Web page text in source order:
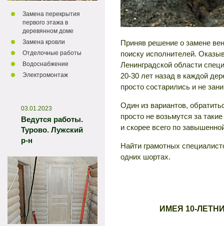
Замена перекрытия
первого этажа в
деревянном доме
Замена кровли
Отделочные работы
Водоснабжение
Электромонтаж
03.01.2023
Ведутся работы.
Турово. Лужский
р-н
Приняв решение о замене
поиску исполнителей.
Ленинградской области
20-30 лет назад в каждой
просто состарились и не
Один из вариантов,
просто не возьмутся за
и скорее всего по
Найти грамотных
одних шортах.
ИМЕЯ 10-